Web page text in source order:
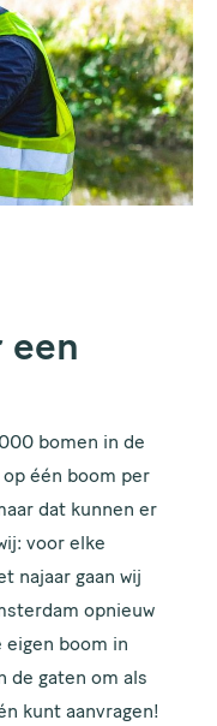
een
bomen in de
één boom per
dat kunnen er
voor elke
najaar gaan wij
opnieuw
eigen boom in
de gaten om als
kunt aanvragen!